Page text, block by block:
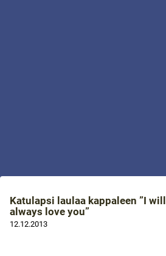
Katulapsi laulaa kappaleen ”I will
always love you”
12.12.2013